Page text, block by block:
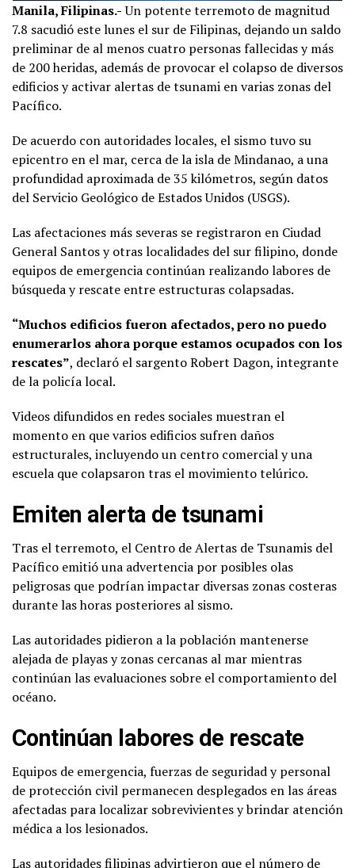
Manila, Filipinas.-Un potente terremoto de magnitud
7.8 sacudió este lunes el sur de Filipinas, dejando un saldo
preliminar de al menos cuatro personas fallecidas y más
de 200 heridas, además de provocar el colapso de diversos
edificios y activar alertas de tsunami en varias zonas del
Pacífico.
De acuerdo con autoridades locales, el sismo tuvo su
epicentro en el mar, cerca de la isla de Mindanao, a una
profundidad aproximada de 35 kilómetros, según datos
del Servicio Geológico de Estados Unidos (USGS).
Las afectaciones más severas se registraron en Ciudad
General Santos y otras localidades del sur filipino, donde
equipos de emergencia continúan realizando labores de
búsqueda y rescate entre estructuras colapsadas.
“Muchos edificios fueron afectados, pero no puedo
enumerarlos ahora porque estamos ocupados con los
rescates”, declaró el sargento Robert Dagon, integrante
de la policía local.
Videos difundidos en redes sociales muestran el
momento en que varios edificios sufren daños
estructurales, incluyendo un centro comercial y una
escuela que colapsaron tras el movimiento telúrico.
Emiten alerta de tsunami
Tras el terremoto, el Centro de Alertas de Tsunamis del
Pacífico emitió una advertencia por posibles olas
peligrosas que podrían impactar diversas zonas costeras
durante las horas posteriores al sismo.
Las autoridades pidieron a la población mantenerse
alejada de playas y zonas cercanas al mar mientras
continúan las evaluaciones sobre el comportamiento del
océano.
Continúan labores de rescate
Equipos de emergencia, fuerzas de seguridad y personal
de protección civil permanecen desplegados en las áreas
afectadas para localizar sobrevivientes y brindar atención
médica a los lesionados.
Las autoridades filipinas advirtieron que el número de